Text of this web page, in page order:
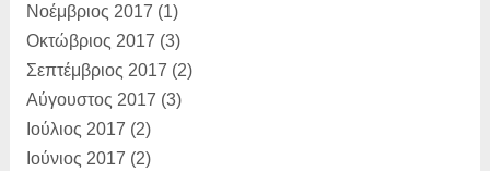
Νοέμβριος 2017 (1)
Οκτώβριος 2017 (3)
Σεπτέμβριος 2017 (2)
Αύγουστος 2017 (3)
Ιούλιος 2017 (2)
Ιούνιος 2017 (2)